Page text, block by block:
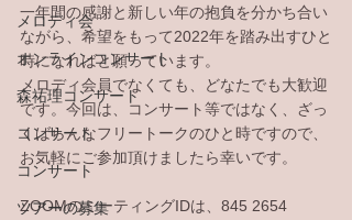
メロディ会
オンラインコンサート
森祐理コンサート
コンサート
コンサート
ツアーの募集
一年間の感謝と新しい年の抱負を分かち合い
ながら、希望をもって2022年を踏み出すひと
時になればと願っています。
メロディ会員でなくても、どなたでも大歓迎
です。今回は、コンサート等ではなく、ざっ
くばらんなフリートークのひと時ですので、
お気軽にご参加頂けましたら幸いです。
ZOOMのミーティングIDは、845 2654